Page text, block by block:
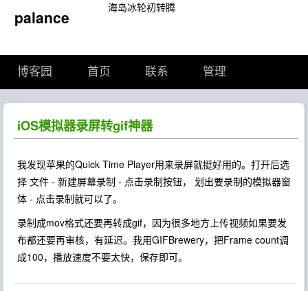
palance 海岛冰轮初转腾
博客园 首页 联系 管理
iOS模拟器录屏转gif神器
我发现苹果的Quick Time Player用来录屏就挺好用的。打开后选
择 文件 - 新建屏幕录制 - 点击录制按钮， 划出要录制的模拟器窗
体 - 点击录制就可以了。
录制成mov格式还要再转成gif，因为很多地方上传视频如果要发
布都还要再审核，有延迟。我用GIFBrewery，把Frame count调
成100，播放速度不要太快，保存即可。